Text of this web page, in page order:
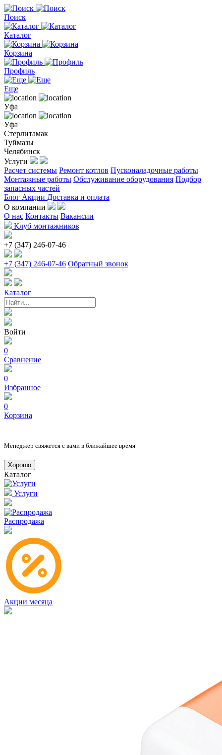
Поиск
Каталог
Корзина
Профиль
Еще
Уфа
Уфа
Стерлитамак
Туймазы
Челябинск
Услуги
Расчет системы Ремонт котлов Пусконаладочные работы
Монтажные работы Обслуживание оборудования Подбор
запасных частей
Блог Акции Доставка и оплата
О компании
О нас Контакты Вакансии
Клуб монтажников
+7 (347) 246-07-46
+7 (347) 246-07-46 Обратный звонок
Каталог
Войти
0
Сравнение
0
Избранное
0
Корзина
Менеджер свяжется с вами в ближайшее время
Хорошо
Каталог
Услуги
Распродажа
Акции месяца